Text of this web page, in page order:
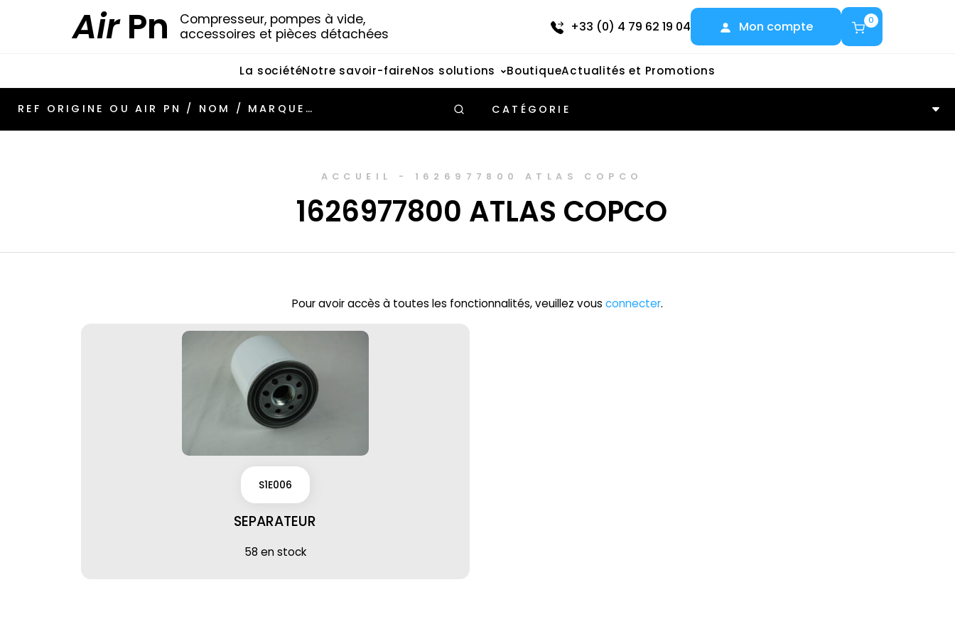
AirPn
Compresseur, pompes à vide,
accessoires et pièces détachées
+33 (0) 4 79 62 19 04 Mon compte 0
La sociétéNotre savoir-faireNos solutions BoutiqueActualités et Promotions
CATÉGORIE
ACCUEIL - 1626977800 ATLAS COPCO
1626977800 ATLAS COPCO
Pour avoir accès à toutes les fonctionnalités, veuillez vous connecter.
S1E006
SEPARATEUR
58 en stock